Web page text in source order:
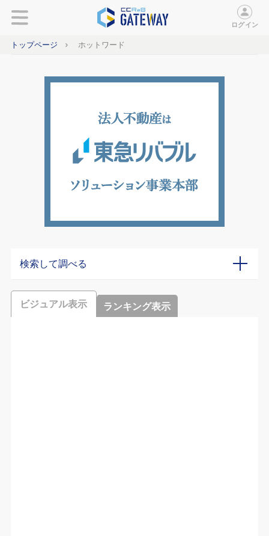
ログイン
トップページ ホットワード
検索して調べる
ビジュアル表示 ランキング表示